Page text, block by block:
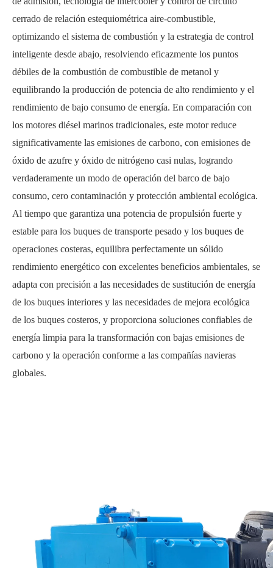
cerrado de relación estequiométrica aire-combustible,
optimizando el sistema de combustión y la estrategia de control
inteligente desde abajo, resolviendo eficazmente los puntos
débiles de la combustión de combustible de metanol y
equilibrando la producción de potencia de alto rendimiento y el
rendimiento de bajo consumo de energía. En comparación con
los motores diésel marinos tradicionales, este motor reduce
significativamente las emisiones de carbono, con emisiones de
óxido de azufre y óxido de nitrógeno casi nulas, logrando
verdaderamente un modo de operación del barco de bajo
consumo, cero contaminación y protección ambiental ecológica.
Al tiempo que garantiza una potencia de propulsión fuerte y
estable para los buques de transporte pesado y los buques de
operaciones costeras, equilibra perfectamente un sólido
rendimiento energético con excelentes beneficios ambientales, se
adapta con precisión a las necesidades de sustitución de energía
de los buques interiores y las necesidades de mejora ecológica
de los buques costeros, y proporciona soluciones confiables de
energía limpia para la transformación con bajas emisiones de
carbono y la operación conforme a las compañías navieras
globales.